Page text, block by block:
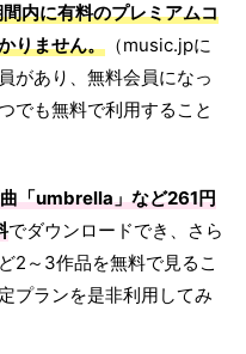
内に有料のプレミアムコ
りません。 （music.jpに
があり、無料会員になっ
でも無料で利用すること
「umbrella」など261円
でダウンロードでき、さら
2～3作品を無料で見るこ
プランを是非利用してみ